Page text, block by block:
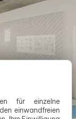
für einzelne
einwandfreien